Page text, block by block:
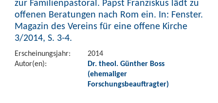
zur Familienpastoral. Papst Franziskus lädt zu
offenen Beratungen nach Rom ein. In: Fenster.
Magazin des Vereins für eine offene Kirche
3/2014, S. 3-4.
Erscheinungsjahr:
2014
Autor(en):
Dr. theol. Günther Boss
(ehemaliger
Forschungsbeauftragter)